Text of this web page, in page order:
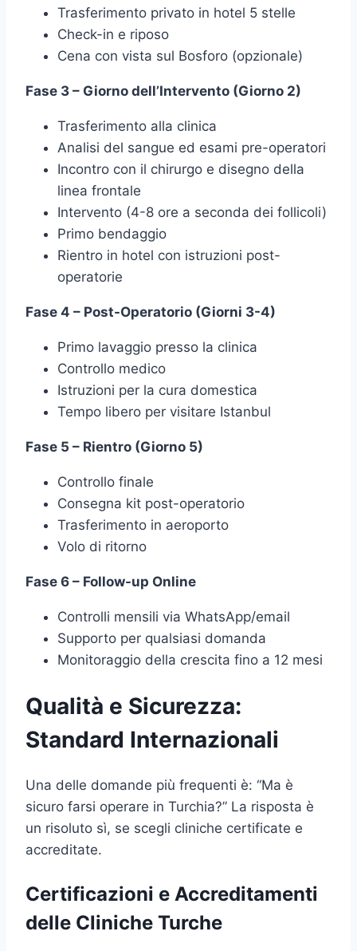
Trasferimento privato in hotel 5 stelle
Check-in e riposo
Cena con vista sul Bosforo (opzionale)
Fase 3 – Giorno dell’Intervento (Giorno 2)
Trasferimento alla clinica
Analisi del sangue ed esami pre-operatori
Incontro con il chirurgo e disegno della
linea frontale
Intervento (4-8 ore a seconda dei follicoli)
Primo bendaggio
Rientro in hotel con istruzioni post-
operatorie
Fase 4 – Post-Operatorio (Giorni 3-4)
Primo lavaggio presso la clinica
Controllo medico
Istruzioni per la cura domestica
Tempo libero per visitare Istanbul
Fase 5 – Rientro (Giorno 5)
Controllo finale
Consegna kit post-operatorio
Trasferimento in aeroporto
Volo di ritorno
Fase 6 – Follow-up Online
Controlli mensili via WhatsApp/email
Supporto per qualsiasi domanda
Monitoraggio della crescita fino a 12 mesi
Qualità e Sicurezza:
Standard Internazionali
Una delle domande più frequenti è: “Ma è
sicuro farsi operare in Turchia?” La risposta è
un risoluto sì, se scegli cliniche certificate e
accreditate.
Certificazioni e Accreditamenti
delle Cliniche Turche